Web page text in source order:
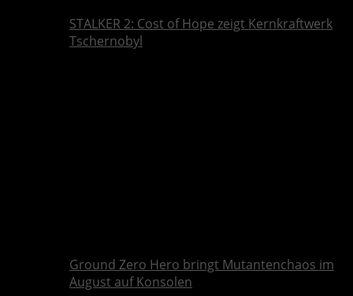
STALKER 2: Cost of Hope zeigt Kernkraftwerk
Tschernobyl
Ground Zero Hero bringt Mutantenchaos im
August auf Konsolen